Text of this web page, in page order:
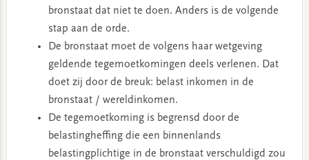
bronstaat dat niet te doen. Anders is de volgende
stap aan de orde.
De bronstaat moet de volgens haar wetgeving
geldende tegemoetkomingen deels verlenen. Dat
doet zij door de breuk: belast inkomen in de
bronstaat / wereldinkomen.
De tegemoetkoming is begrensd door de
belastingheffing die een binnenlands
belastingplichtige in de bronstaat verschuldigd zou